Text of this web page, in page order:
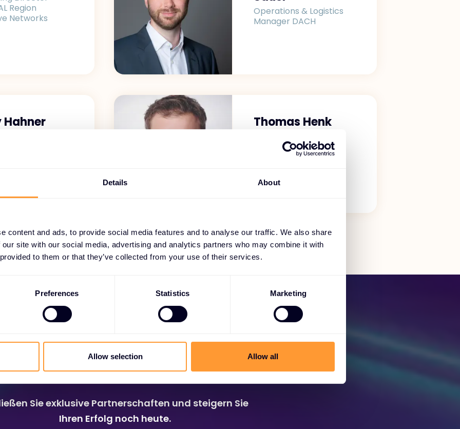
Details About
content and ads, to provide social media features and to analyse our traffic. We also share
site with our social media, advertising and analytics partners who may combine it with
to them or that they’ve collected from your use of their services.
Preferences Statistics Marketing
Allow selection Allow all
Region
Networks
Operations & Logistics
Manager DACH
Hahner Thomas Henk
Management,
Deutschland
Partner werden
Sie exklusive Partnerschaften und steigern Sie
Ihren Erfolg noch heute.